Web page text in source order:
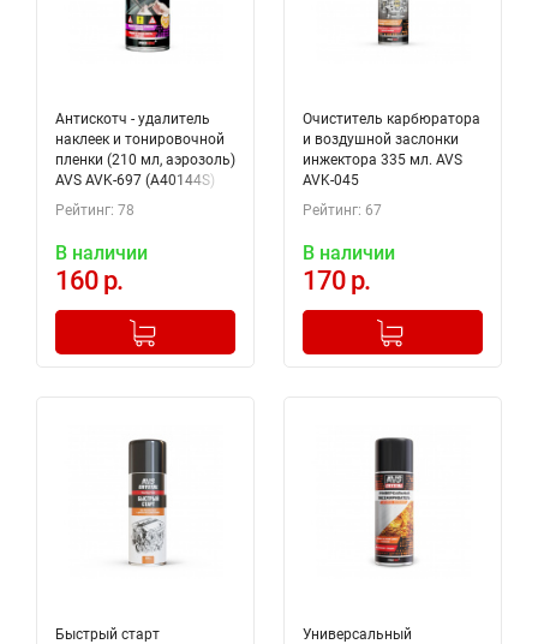
Антискотч - удалитель
наклеек и тонировочной
пленки (210 мл, аэрозоль)
AVS AVK-697 (A40144S)
Рейтинг: 78
В наличии
160 р.
+
Добавлено в корзину
Очиститель карбюратора
и воздушной заслонки
инжектора 335 мл. AVS
AVK-045
Рейтинг: 67
В наличии
170 р.
+
Добавлено в корзину
Быстрый старт
Универсальный